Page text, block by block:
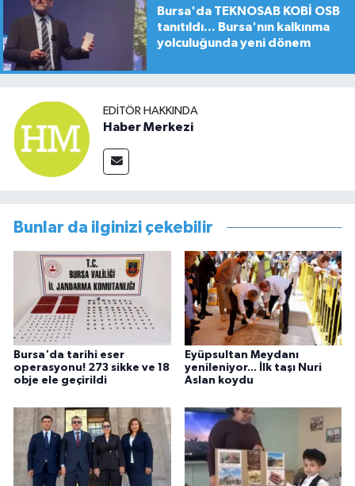
Bursa'da TEKNOSAB KOBİ OSB
tanıtıldı... Bursa'nın kalkınma
yolculuğunda yeni dönem
EDITÖR HAKKINDA
Haber Merkezi
Bunlar da ilginizi çekebilir
Bursa'da tarihi eser
operasyonu! 273 sikke ve 18
obje ele geçirildi
Eyüpsultan Meydanı
yenileniyor... İlk taşı Nuri
Aslan koydu